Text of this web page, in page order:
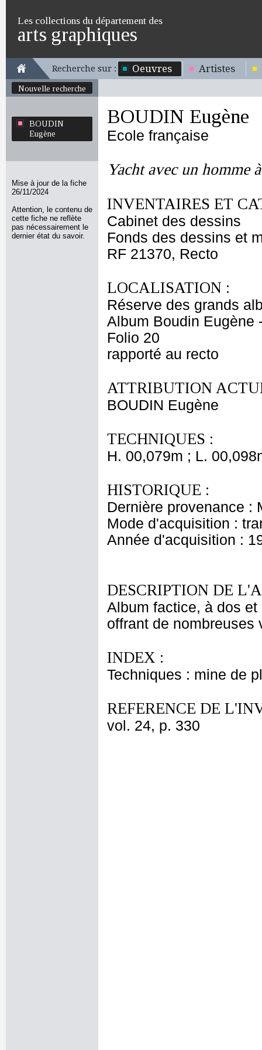
Les collections du département des
arts graphiques
Recherche sur : Oeuvres Artistes
Nouvelle recherche
BOUDIN
Eugène
Mise à jour de la fiche
26/11/2024
Attention, le contenu de
cette fiche ne reflète
pas nécessairement le
dernier état du savoir.
BOUDIN Eugène
Ecole française
Yacht avec un homme
INVENTAIRES ET
Cabinet des dessins
Fonds des dessins et
RF 21370, Recto
LOCALISATION :
Réserve des grands
Album Boudin Eugène
Folio 20
rapporté au recto
ATTRIBUTION
BOUDIN Eugène
TECHNIQUES :
H. 00,079m ; L.
HISTORIQUE :
Dernière provenance :
Mode d'acquisition :
Année d'acquisition :
DESCRIPTION DE
Album factice, à dos
offrant de nombreuses
INDEX :
Techniques : mine de
REFERENCE DE
vol. 24, p. 330